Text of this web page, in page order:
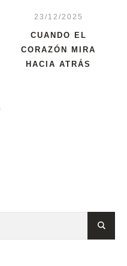
23/12/2025
CUANDO EL
CORAZÓN MIRA
HACIA ATRÁS